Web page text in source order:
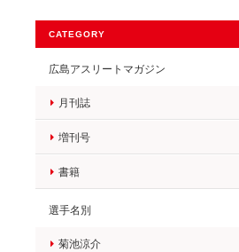
CATEGORY
広島アスリートマガジン
月刊誌
増刊号
書籍
選手名別
菊池涼介